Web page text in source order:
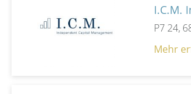
I.C.M.
P7 24,
Mehr